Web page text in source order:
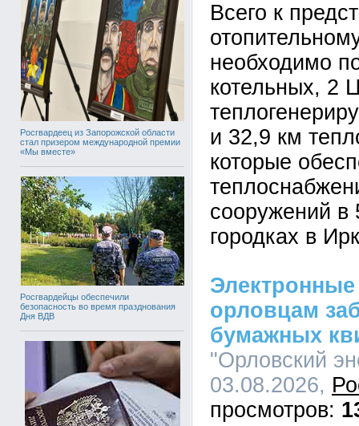
Росгвардеец из Запорожской области
стал призером международной премии
«Мы вместе»
Росгвардейцы обеспечили
безопасность во время празднования
Дня ВДВ
Всего к
необходимо
котельных, 2
и 32,9 км
которые
сооружений в
городках в
Электронные
орловцам
бумажных
"Орловский
03.08.2026,